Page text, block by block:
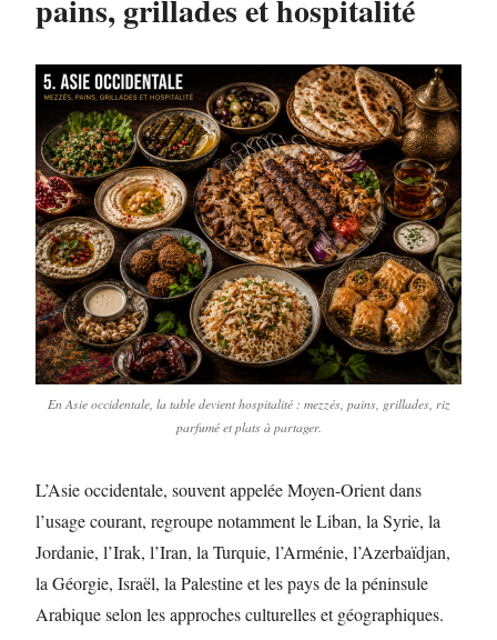
pains, grillades et hospitalité
En Asie occidentale, la table devient hospitalité : mezzés, pains, grillades, riz
parfumé et plats à partager.
L’Asie occidentale, souvent appelée Moyen-Orient dans
l’usage courant, regroupe notamment le Liban, la Syrie, la
Jordanie, l’Irak, l’Iran, la Turquie, l’Arménie, l’Azerbaïdjan,
la Géorgie, Israël, la Palestine et les pays de la péninsule
Arabique selon les approches culturelles et géographiques.